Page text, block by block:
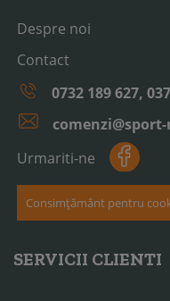
Despre noi
Contact
0732 189 627,
Urmariti-ne
Consimțământ pentru
SERVICII CLIENTI